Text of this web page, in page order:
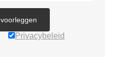
voorleggen
Privacybeleid